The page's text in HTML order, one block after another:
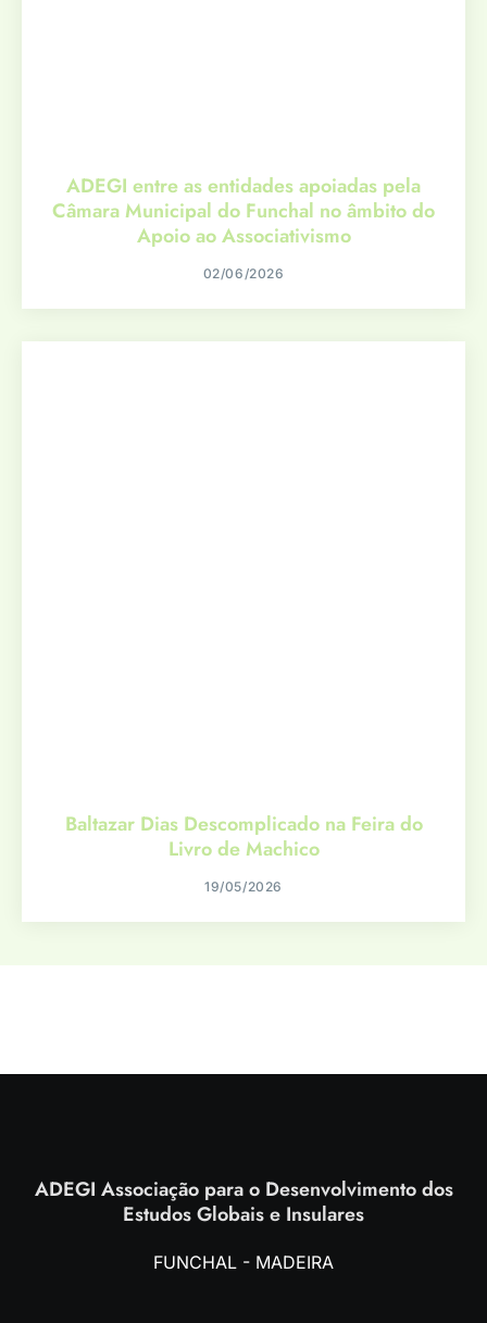
ADEGI entre as entidades apoiadas pela
Câmara Municipal do Funchal no âmbito do
Apoio ao Associativismo
02/06/2026
Baltazar Dias Descomplicado na Feira do
Livro de Machico
19/05/2026
ADEGI Associação para o Desenvolvimento dos
Estudos Globais e Insulares
FUNCHAL - MADEIRA